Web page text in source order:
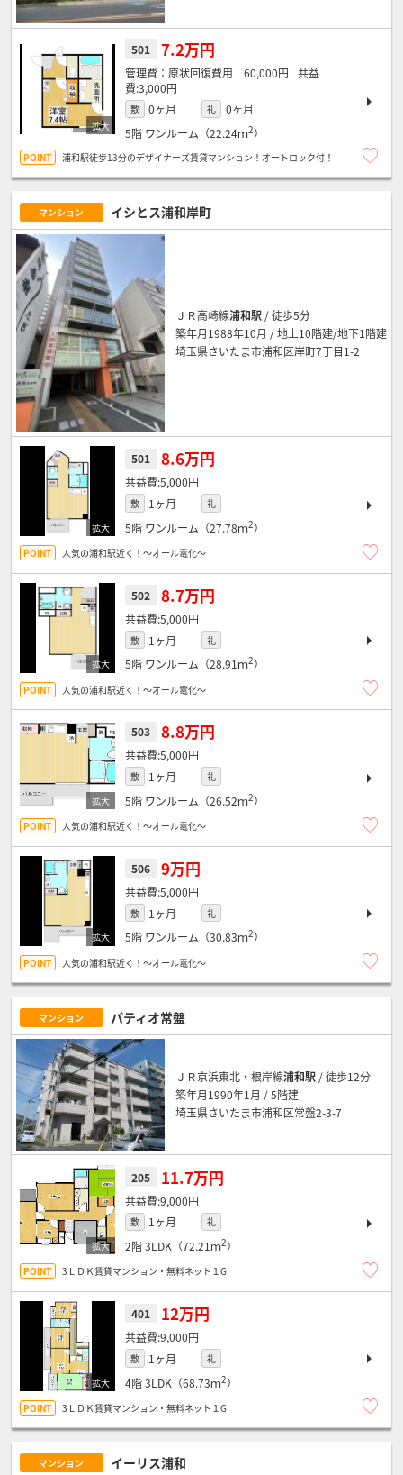
501 7.2万円
原状回復費用 60,000円
3,000円
敷 0ヶ月 礼
0ヶ月
5階 ワンルーム（22.24ｍ2）
浦和駅徒歩13分のデザイナーズ賃貸マンション！オートロック付！
マンション イシとス浦和岸町
ＪＲ高崎線浦和駅 / 徒歩5分
築年月1988年10月 / 地上10階建/地下1階建
埼玉県さいたま市浦和区岸町7丁目1-2
501 8.6万円
5,000円
敷 1ヶ月 礼
5階 ワンルーム（27.78ｍ2）
人気の浦和駅近く！～オール電化～
502 8.7万円
5,000円
敷 1ヶ月 礼
5階 ワンルーム（28.91ｍ2）
人気の浦和駅近く！～オール電化～
503 8.8万円
5,000円
敷 1ヶ月 礼
5階 ワンルーム（26.52ｍ2）
人気の浦和駅近く！～オール電化～
506 9万円
5,000円
敷 1ヶ月 礼
5階 ワンルーム（30.83ｍ2）
人気の浦和駅近く！～オール電化～
マンション パティオ常盤
ＪＲ京浜東北・根岸線浦和駅 / 徒歩12分
築年月1990年1月 / 5階建
埼玉県さいたま市浦和区常盤2-3-7
205 11.7万円
9,000円
敷 1ヶ月 礼
2階3LDK（72.21ｍ2）
3ＬＤＫ賃貸マンション・無料ネット１G
401 12万円
9,000円
敷 1ヶ月 礼
4階3LDK（68.73ｍ2）
3ＬＤＫ賃貸マンション・無料ネット１G
マンション イーリス浦和